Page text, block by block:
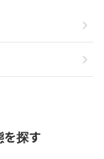
chevron_right
chevron_right
探す